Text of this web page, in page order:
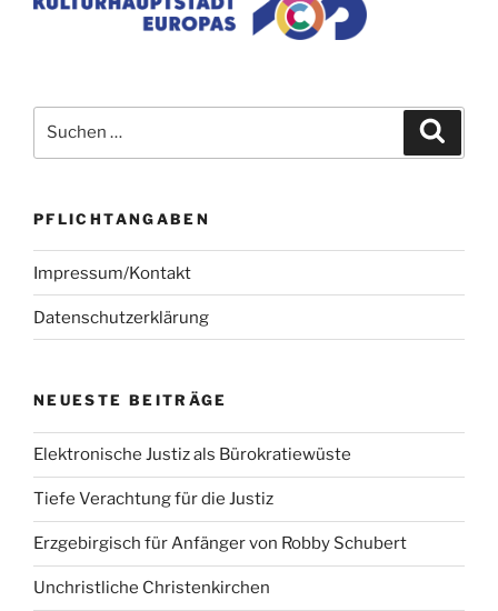
nach:
PFLICHTANGABEN
Impressum/Kontakt
Datenschutzerklärung
NEUESTE BEITRÄGE
Elektronische Justiz als Bürokratiewüste
Tiefe Verachtung für die Justiz
Erzgebirgisch für Anfänger von Robby Schubert
Unchristliche Christenkirchen